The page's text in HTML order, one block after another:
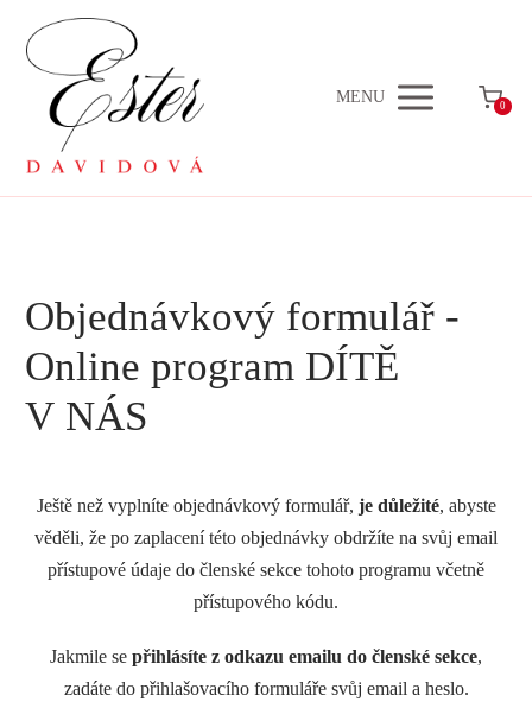
MENU 0
Objednávkový formulář -
Online program DÍTĚ
V NÁS
Ještě než vyplníte objednávkový formulář, je důležité, abyste
věděli, že po zaplacení této objednávky obdržíte na svůj email
přístupové údaje do členské sekce tohoto programu včetně
přístupového kódu.
Jakmile se přihlásíte z odkazu emailu do členské sekce,
zadáte do přihlašovacího formuláře svůj email a heslo.